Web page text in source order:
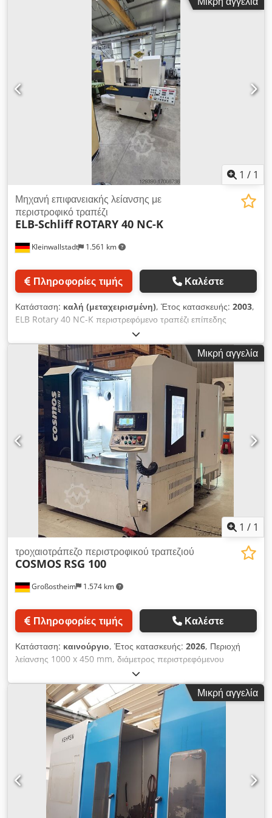
λειτουργία Εξοπλισμένο με: Κεφαλή λείανσης UR T1 500 x 80;
T2 400 x 63 1 HF εσωτερικός άξονας MFM 1224/42 1 HF
εσωτερικός άξονας MFM 1290 Ημιαυτόματη συσκευή
εξισορρόπησης KEL-TOUCH στην κεφαλή εργασίας για
εσωτερική και εξωτερική λείανση KELSET μέτρηση τροχού
λείανσης KELPOS διαμήκη τοποθέτηση Heidenhain CNC
GrindPus 640 CNC B - άξονας , υδροστατικό CNC C - άξονας
για λείανση πολυγώνου και σπειρώματος KELSOFT NCG για μη
κυκλική λείανση KELTHREAD για λείανση σπειρώματος
KELREMOTE για απομακρυσμένη διάγνωση Προετοιμασμένος
για μέτρηση ελέγχων Φίλτρο ζώνης χαρτιού Streuli 480 l
Σύστημα εξαγωγής διαθέσιμο σε σύντομο χρονικό διάστημα
από την τοποθεσία Ελβετία Dcedpfxogtingo Afpek
1 / 1
Kleinwallstadt 1.561 km
Μηχανή επιφανειακής λείανσης με
περιστροφικό τραπέζι
ELB-Schliff ROTARY 40 NC-K
Πληροφορίες τιμής Καλέστε
Κατάσταση: καλή (μεταχειρισμένη), Έτος κατασκευής: 2003,
ELB Rotary 40 NC-K περιστρεφόμενο τραπέζι επίπεδης
λείανσης, διάμετρος τραπεζιού 400 mm, ύψος λείανσης 300
mm, έτος κατασκευής 2003, έλεγχος ELN NC-K, ισχύς
ατράκτου 4 kW, τροχός λείανσης 300 x 50 x 76,2 mm,
περιστρεφόμενο τραπέζι με μαγνητική πλάκα συγκράτησης
διαμέτρου 400 mm, πλήρης κάλυψη, σύστημα ψύξης με
φίλτρο χάρτινης ταινίας, ορατή υπό ρεύμα, αναλαμβάνουμε
επίσης εγκατάσταση/εκπαίδευση και μεταγενέστερη τεχνική
υποστήριξη επιτόπου! Χρηματοδότηση/μίσθωση, κανένα
πρόβλημα, θα χαρούμε να σας κάνουμε μια προσφορά!
Dcsdpeuiafujfx Afpsk
Μικρή αγγελία
1 / 1
Großostheim 1.574 km
τροχαιοτράπεζο περιστροφικού τραπεζιού
COSMOS RSG 100
Πληροφορίες τιμής Καλέστε
Κατάσταση: καινούργιο, Έτος κατασκευής: 2026, Περιοχή
λείανσης 1000 x 450 mm, διάμετρος περιστρεφόμενου
τραπεζιού 1000 mm, τροχός λείανσης 400 x 100 x 127 mm,
ισχύς ατράκτου 11 kW με ρύθμιση στροφών, ηλεκτρο-μόνιμη
μαγνητική πλάκα σύσφιξης διαμέτρου 1000 mm με ρύθμιση
δύναμης συγκράτησης, αυτόματος διορθωτής τοποθετημένος
στον κορμό της ατράκτου με αντιστάθμιση ποσότητας
διορθώσεων, μονάδα ψύξης με φίλτρο ταινίας χαρτιού, φιλικός
προς τον χρήστη χειρισμός με χειριστήριο Mitsubishi PLC ή
εναλλακτικά SIEMENS 828 CNC, καινούργιο μηχάνημα με 12
μήνες εγγύηση, μέγιστη ακρίβεια σε ασυναγώνιστη σχέση
τιμής/απόδοσης. Μπορούμε να πραγματοποιήσουμε δοκιμές
λείανσης στο εκθεσιακό μας μηχάνημα. Αναλαμβάνουμε την
εγκατάσταση/εκπαίδευση στον χώρο σας, καθώς και τη
Μικρή αγγελία